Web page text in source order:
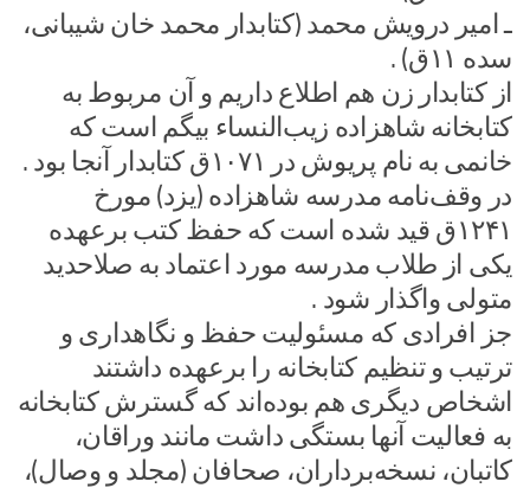
ـ امیر درویش محمد (کتابدار محمد خان شیبانی،
سده ۱۱ق) .
از کتابدار زن هم اطلاع داریم و آن مربوط به
کتابخانه شاهزاده زیب‌النساء بیگم است که
خانمی به نام پریوش در ۱۰۷۱ق کتابدار آنجا بود .
در وقف‌نامه مدرسه شاهزاده (یزد) مورخ
۱۲۴۱ق قید شده است که حفظ کتب برعهده
یکی از طلاب مدرسه مورد اعتماد به صلاحدید
متولی واگذار شود .
جز افرادی که مسئولیت حفظ و نگاهداری و
ترتیب و تنظیم کتابخانه را برعهده داشتند
اشخاص دیگری هم بوده‌اند که گسترش کتابخانه
به فعالیت آنها بستگی داشت مانند وراقان،
کاتبان، نسخه‌برداران، صحافان (مجلد و وصال)،